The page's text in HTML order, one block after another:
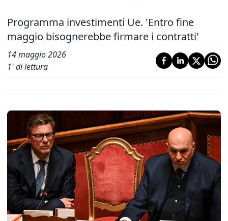
Programma investimenti Ue. 'Entro fine
maggio bisognerebbe firmare i contratti'
14 maggio 2026
1' di lettura